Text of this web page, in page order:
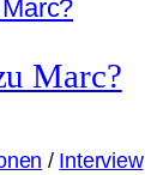
Marc?
/ Interview